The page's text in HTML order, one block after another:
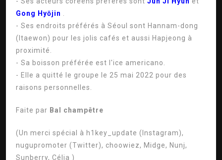
Gong Hyōjin
- Ses endroits préférés à Séoul sont Hannam-dong
(Itaewon) pour les jolis cafés et aussi Hapjeong à
proximité.
- Sa boisson préférée est l'ice americano.
- Elle a quitté le groupe le 25 mai 2022 pour des
raisons personnelles.
Faite par Bal champêtre
(Un merci spécial à h1key_update (Instagram),
nugupromoter (Twitter), choowiez, Midge, Nunj,
Sunberry, Célia )